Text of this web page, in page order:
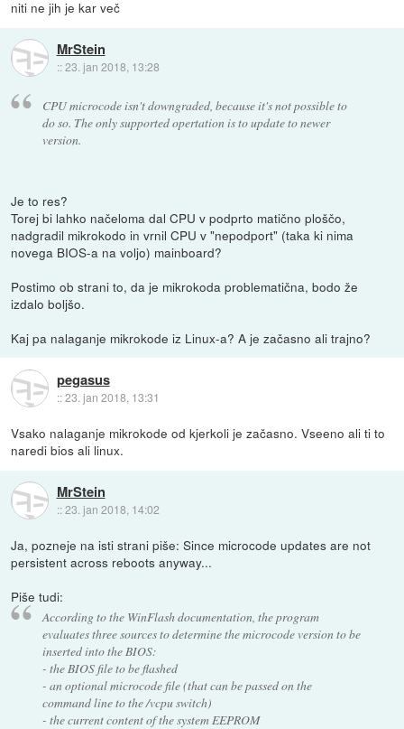
niti ne jih je kar več
MrStein
::23. jan 2018, 13:28
CPU microcode isn't downgraded, because it's not possible to
do so. The only supported opertation is to update to newer
version.
Je to res?
Torej bi lahko načeloma dal CPU v podprto matično ploščo,
nadgradil mikrokodo in vrnil CPU v "nepodport" (taka ki nima
novega BIOS-a na voljo) mainboard?
Postimo ob strani to, da je mikrokoda problematična, bodo že
izdalo boljšo.
Kaj pa nalaganje mikrokode iz Linux-a? A je začasno ali trajno?
pegasus
::23. jan 2018, 13:31
Vsako nalaganje mikrokode od kjerkoli je začasno. Vseeno ali ti to
naredi bios ali linux.
MrStein
::23. jan 2018, 14:02
Ja, pozneje na isti strani piše: Since microcode updates are not
persistent across reboots anyway...
Piše tudi:
According to the WinFlash documentation, the program
evaluates three sources to determine the microcode version to be
inserted into the BIOS:
- the BIOS file to be flashed
- an optional microcode file (that can be passed on the
command line to the /vcpu switch)
- the current content of the system EEPROM